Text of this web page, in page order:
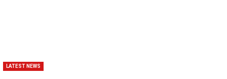
LATEST NEWS